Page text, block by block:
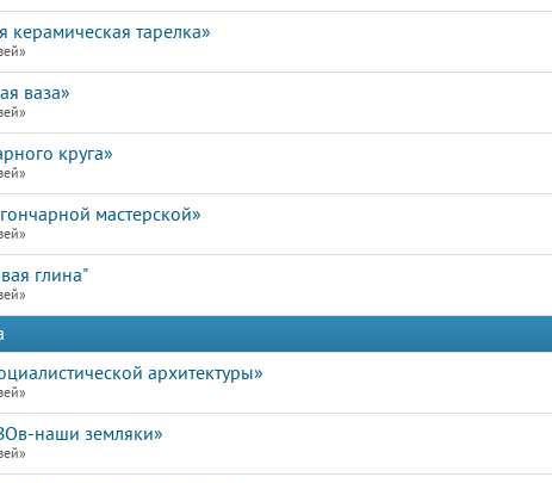
керамическая тарелка»
ваза»
круга»
мастерской»
глина"
архитектуры»
наши земляки»